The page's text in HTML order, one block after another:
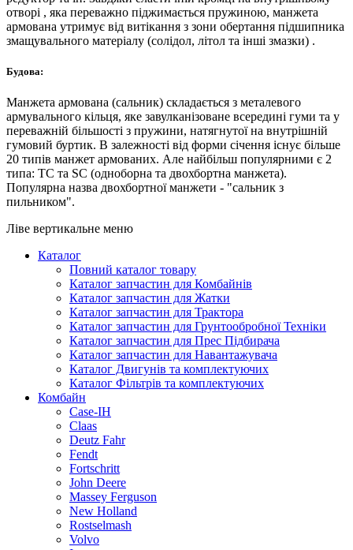
отворі , яка переважно піджимається пружиною, манжета
армована утримує від витікання з зони обертання підшипника
змащувального матеріалу (солідол, літол та інші змазки) .
Будова:
Манжета армована (сальник) складається з металевого
армувального кільця, яке завулканізоване всередині гуми та у
переважній більшості з пружини, натягнутої на внутрішній
гумовий буртик. В залежності від форми січення існує більше
20 типів манжет армованих. Але найбільш популярними є 2
типа: TC та SC (одноборна та двохбортна манжета).
Популярна назва двохбортної манжети - "сальник з
пильником".
Ліве вертикальне меню
Каталог
Повний каталог товару
Каталог запчастин для Комбайнів
Каталог запчастин для Жатки
Каталог запчастин для Трактора
Каталог запчастин для Грунтообробної Техніки
Каталог запчастин для Прес Підбирача
Каталог запчастин для Навантажувача
Каталог Двигунів та комплектуючих
Каталог Фільтрів та комплектуючих
Комбайн
Case-IH
Claas
Deutz Fahr
Fendt
Fortschritt
John Deere
Massey Ferguson
New Holland
Rostselmash
Volvo